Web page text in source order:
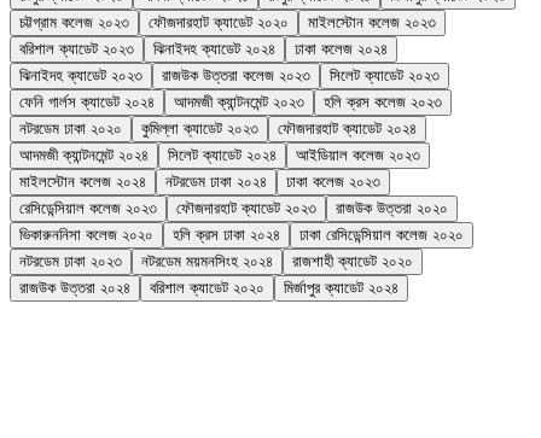
চট্টগ্রাম কলেজ ২০২৩
ফৌজদারহাট ক্যাডেট ২০২০
মাইলস্টোন কলেজ ২০২৩
বরিশাল ক্যাডেট ২০২৩
ঝিনাইদহ ক্যাডেট ২০২৪
ঢাকা কলেজ ২০২৪
ঝিনাইদহ ক্যাডেট ২০২৩
রাজউক উত্তরা কলেজ ২০২৩
সিলেট ক্যাডেট ২০২৩
ফেনি গার্লস ক্যাডেট ২০২৪
আদমজী ক্যান্টনমেন্ট ২০২৩
হলি ক্রস কলেজ ২০২৩
নটরডেম ঢাকা ২০২০
কুমিল্লা ক্যাডেট ২০২৩
ফৌজদারহাট ক্যাডেট ২০২৪
আদমজী ক্যান্টনমেন্ট ২০২৪
সিলেট ক্যাডেট ২০২৪
আইডিয়াল কলেজ ২০২৩
মাইলস্টোন কলেজ ২০২৪
নটরডেম ঢাকা ২০২৪
ঢাকা কলেজ ২০২৩
রেসিডেন্সিয়াল কলেজ ২০২৩
ফৌজদারহাট ক্যাডেট ২০২৩
রাজউক উত্তরা ২০২০
ভিকারুননিসা কলেজ ২০২০
হলি ক্রস ঢাকা ২০২৪
ঢাকা রেসিডেন্সিয়াল কলেজ ২০২০
নটরডেম ঢাকা ২০২৩
নটরডেম ময়মনসিংহ ২০২৪
রাজশাহী ক্যাডেট ২০২০
রাজউক উত্তরা ২০২৪
বরিশাল ক্যাডেট ২০২০ মির্জাপুর ক্যাডেট ২০২৪